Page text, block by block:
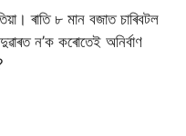
ৰাতি ৮ মান বজাত চাৰিবটল
ন’ক কৰোতেই অনিৰ্বাণ